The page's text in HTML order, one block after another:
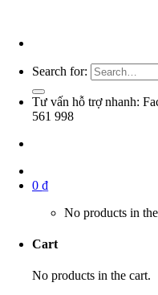
Search for:
Tư vấn hỗ trợ nhanh:
561 998
0 ₫
No products in
Cart
No products in the cart.